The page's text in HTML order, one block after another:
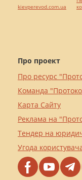
Про проект
Про ресурс
Команда
Карта Сайту
Реклама на
Тендер на
Угода
kievperevod.com.ua